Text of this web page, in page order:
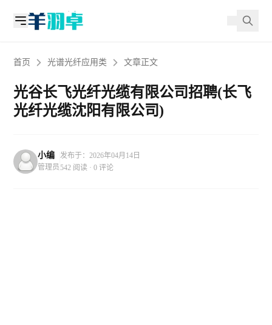
首页 光谱光纤应用类 文章正文
光谷长飞光纤光缆有限公司招聘(长飞
光纤光缆沈阳有限公司)
小编
管理员
发布于：2026年04月14日
542 阅读 · 0 评论